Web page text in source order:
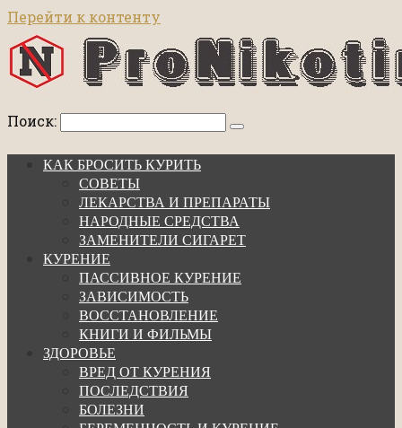
Перейти к контенту
Поиск:
КАК БРОСИТЬ КУРИТЬ
СОВЕТЫ
ЛЕКАРСТВА И ПРЕПАРАТЫ
НАРОДНЫЕ СРЕДСТВА
ЗАМЕНИТЕЛИ СИГАРЕТ
КУРЕНИЕ
ПАССИВНОЕ КУРЕНИЕ
ЗАВИСИМОСТЬ
ВОССТАНОВЛЕНИЕ
КНИГИ И ФИЛЬМЫ
ЗДОРОВЬЕ
ВРЕД ОТ КУРЕНИЯ
ПОСЛЕДСТВИЯ
БОЛЕЗНИ